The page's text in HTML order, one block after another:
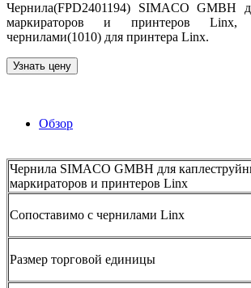
Чернила(FPD2401194) SIMACO GMBH
маркираторов и принтеров Linx,
чернилами(1010) для принтера Linx.
Узнать цену
Обзор
Чернила SIMACO GMBH для
маркираторов и принтеров Linx
Сопоставимо с чернилами Linx
Размер торговой единицы